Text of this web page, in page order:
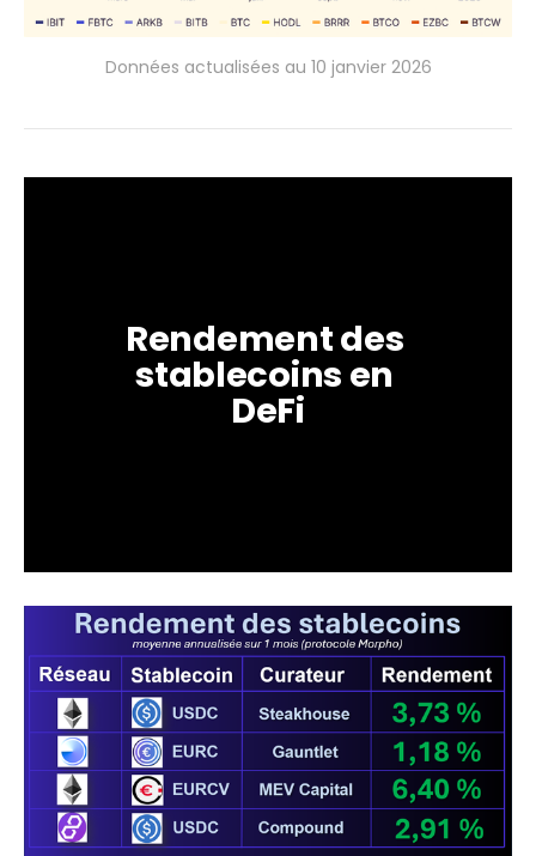
Données actualisées au 10 janvier 2026
Rendement des
stablecoins en
DeFi